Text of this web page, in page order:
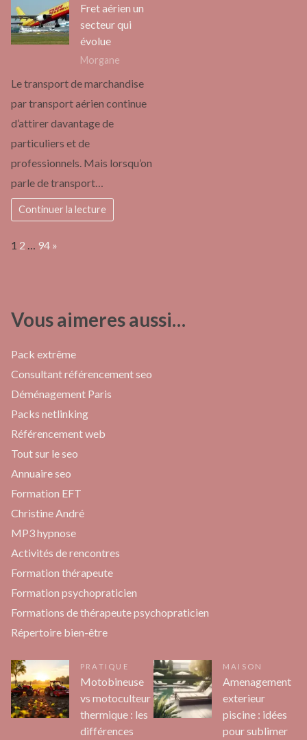
Fret aérien un
secteur qui
évolue
Morgane
Le transport de marchandise
par transport aérien continue
d’attirer davantage de
particuliers et de
professionnels. Mais lorsqu’on
parle de transport…
Continuer la lecture
Page:
1 2 … 94 Next
»
Vous aimeres aussi…
Pack extrême
Consultant référencement seo
Déménagement Paris
Packs netlinking
Référencement web
Tout sur le seo
Annuaire seo
Formation EFT
Christine André
MP3 hypnose
Activités de rencontres
Formation thérapeute
Formation psychopraticien
Formations de thérapeute psychopraticien
Répertoire bien-être
PRATIQUE
Motobineuse
vs motoculteur
thermique : les
différences
MAISON
Amenagement
exterieur
piscine : idées
pour sublimer